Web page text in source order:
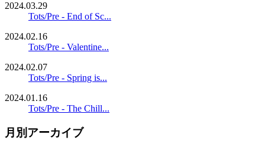
2024.03.29
Tots/Pre - End of Sc...
2024.02.16
Tots/Pre - Valentine...
2024.02.07
Tots/Pre - Spring is...
2024.01.16
Tots/Pre - The Chill...
月別アーカイブ